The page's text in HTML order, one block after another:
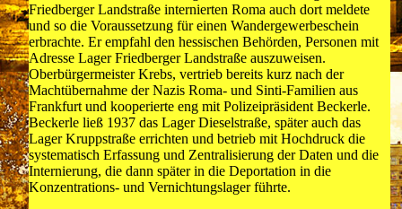
Friedberger Landstraße internierten Roma auch dort meldete
und so die Voraussetzung für einen Wandergewerbeschein
erbrachte. Er empfahl den hessischen Behörden, Personen mit
Adresse Lager Friedberger Landstraße auszuweisen.
Oberbürgermeister Krebs, vertrieb bereits kurz nach der
Machtübernahme der Nazis Roma- und Sinti-Familien aus
Frankfurt und kooperierte eng mit Polizeipräsident Beckerle.
Beckerle ließ 1937 das Lager Dieselstraße, später auch das
Lager Kruppstraße errichten und betrieb mit Hochdruck die
systematisch Erfassung und Zentralisierung der Daten und die
Internierung, die dann später in die Deportation in die
Konzentrations- und Vernichtungslager führte.